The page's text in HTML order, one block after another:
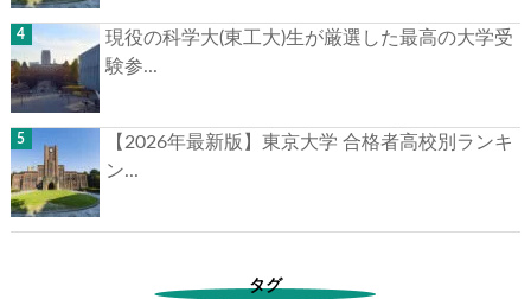
現役の科学大(東工大)生が厳選した最高の大学受
験参...
【2026年最新版】東京大学 合格者高校別ランキ
ン...
タグ